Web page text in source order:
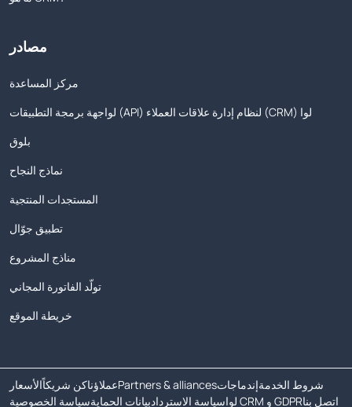
مصادر
مركز المساعدة
لواجهة برمجة التطبيقات (API) لنظام إدارة علاقات العملاء (CRM) لوا
بلوق
نماذج النجاح
المستجدات المنتجية
تطبيق جوّال
مناذج المشروع
تولّد الفاتورة المجاني
خريطة الموقع
الأسعاركن شريكاًعملاؤناPartners & alliancesإندماجاتشروط الخدمة
سياسة الخصوصيةبيانات الحمايةسياسة الاسترداد لوا CRM و GDPRاتصل بنا